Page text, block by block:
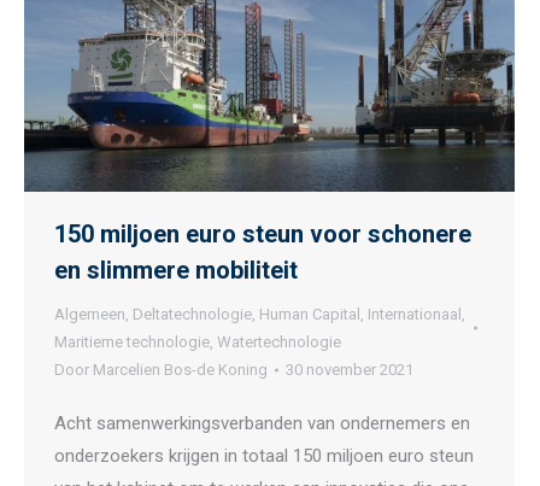
150 miljoen euro steun voor schonere
en slimmere mobiliteit
Algemeen, Deltatechnologie, Human Capital , Internationaal ,
Maritieme technologie, Watertechnologie
Door Marcelien Bos-de Koning 30 november 2021
Acht samenwerkingsverbanden van ondernemers en
onderzoekers krijgen in totaal 150 miljoen euro steun